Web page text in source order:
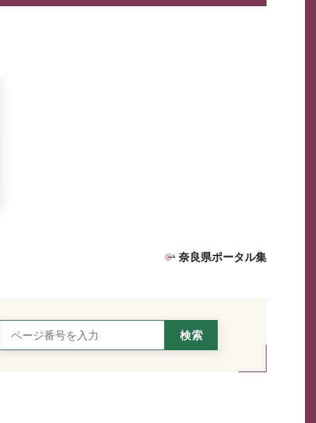
奈良県ポータル集